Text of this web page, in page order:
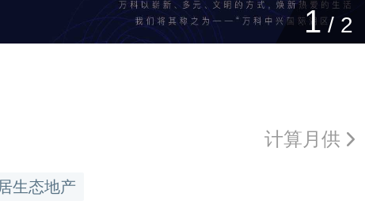
1/ 2
计算月供
生态地产